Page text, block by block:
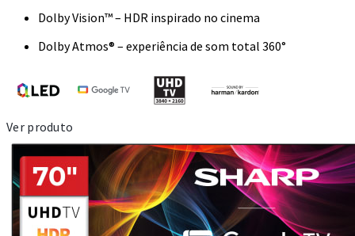
Dolby Vision™ – HDR inspirado no cinema
Dolby Atmos® – experiência de som total 360°
Ver produto